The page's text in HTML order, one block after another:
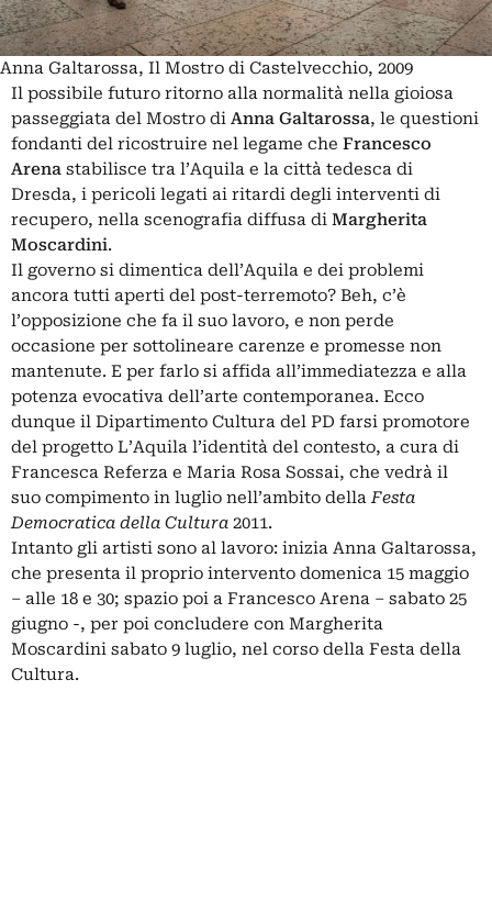
Anna Galtarossa, Il Mostro di Castelvecchio, 2009
Il possibile futuro ritorno alla normalità nella gioiosa
passeggiata del Mostro di Anna Galtarossa, le questioni
fondanti del ricostruire nel legame che Francesco
Arena stabilisce tra l’Aquila e la città tedesca di
Dresda, i pericoli legati ai ritardi degli interventi di
recupero, nella scenografia diffusa di Margherita
Moscardini.
Il governo si dimentica dell’Aquila e dei problemi
ancora tutti aperti del post-terremoto? Beh, c’è
l’opposizione che fa il suo lavoro, e non perde
occasione per sottolineare carenze e promesse non
mantenute. E per farlo si affida all’immediatezza e alla
potenza evocativa dell’arte contemporanea. Ecco
dunque il Dipartimento Cultura del PD farsi promotore
del progetto L’Aquila l’identità del contesto, a cura di
Francesca Referza e Maria Rosa Sossai, che vedrà il
suo compimento in luglio nell’ambito della Festa
Democratica della Cultura 2011.
Intanto gli artisti sono al lavoro: inizia Anna Galtarossa,
che presenta il proprio intervento domenica 15 maggio
– alle 18 e 30; spazio poi a Francesco Arena – sabato 25
giugno -, per poi concludere con Margherita
Moscardini sabato 9 luglio, nel corso della Festa della
Cultura.